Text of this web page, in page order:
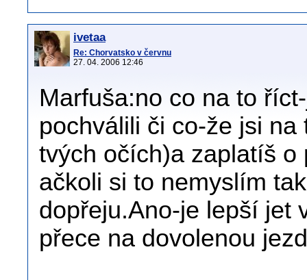
ivetaa
Re: Chorvatsko v červnu
27. 04. 2006 12:46
Marfuša:no co na to
pochválili či co-že jsi
tvých očích)a zaplatíš
ačkoli si to nemyslím
dopřeju.Ano-je lepší jet
přece na dovolenou